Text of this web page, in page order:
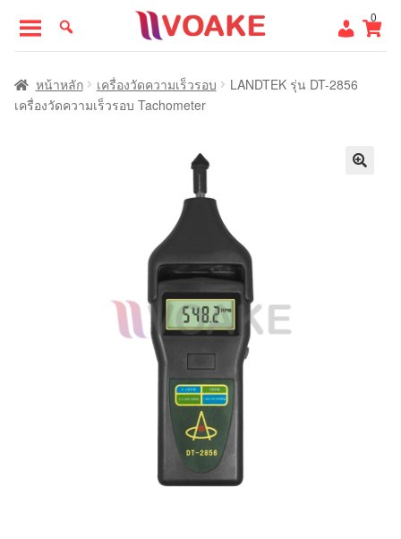
to
navigation
to
content
0
หน้าแรก
หน้าหลัก เครื่องวัดความเร็วรอบ
LANDTEK รุ่น DT-2856
เครื่องวัดความเร็วรอบ Tachometer